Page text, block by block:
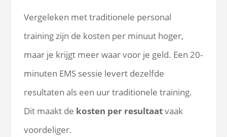
Vergeleken met traditionele personal
training zijn de kosten per minuut hoger,
maar je krijgt meer waar voor je geld. Een 20-
minuten EMS sessie levert dezelfde
resultaten als een uur traditionele training.
Dit maakt de kosten per resultaatvaak
voordeliger.